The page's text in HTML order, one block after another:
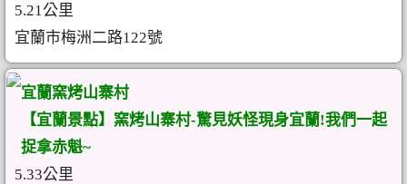
5.21公里
宜蘭市梅洲二路122號
宜蘭窯烤山寨村
【宜蘭景點】窯烤山寨村-驚見妖怪現身宜蘭!我們一起
捉拿赤魁~
5.33公里